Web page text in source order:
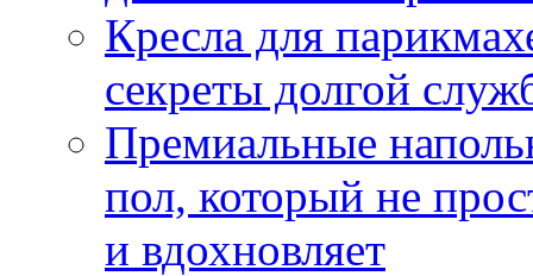
Кресла для
секреты долгой
Премиальные
пол, который не
и вдохновляет